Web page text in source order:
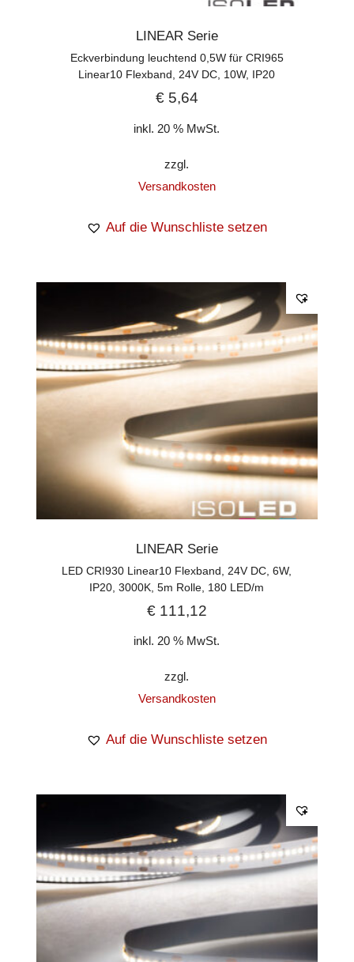
LINEAR Serie
Eckverbindung leuchtend 0,5W für CRI965
Linear10 Flexband, 24V DC, 10W, IP20
€5,64
inkl. 20 % MwSt.
zzgl.
Versandkosten
Auf die Wunschliste setzen
LINEAR Serie
LED CRI930 Linear10 Flexband, 24V DC, 6W,
IP20, 3000K, 5m Rolle, 180 LED/m
€111,12
inkl. 20 % MwSt.
zzgl.
Versandkosten
Auf die Wunschliste setzen